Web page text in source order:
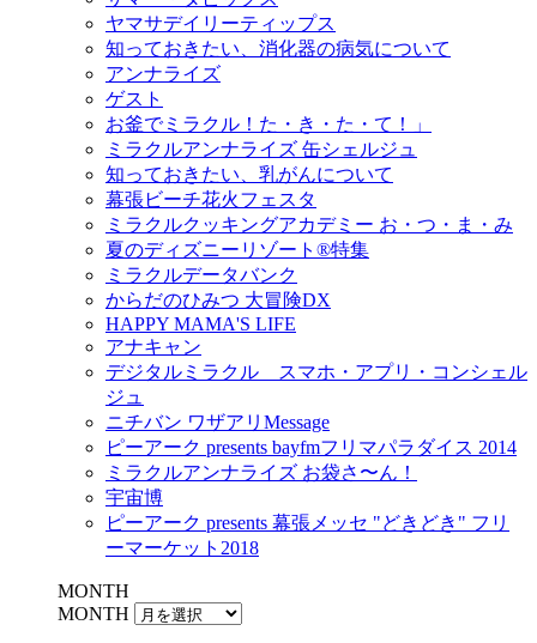
ヤマサデイリーティップス
知っておきたい、消化器の病気について
アンナライズ
ゲスト
お釜でミラクル！た・き・た・て！」
ミラクルアンナライズ 缶シェルジュ
知っておきたい、乳がんについて
幕張ビーチ花火フェスタ
ミラクルクッキングアカデミー お・つ・ま・み
夏のディズニーリゾート®特集
ミラクルデータバンク
からだのひみつ 大冒険DX
HAPPY MAMA'S LIFE
アナキャン
デジタルミラクル スマホ・アプリ・コンシェル
ジュ
ニチバン ワザアリMessage
ピーアーク presents bayfmフリマパラダイス 2014
ミラクルアンナライズ お袋さ〜ん！
宇宙博
ピーアーク presents 幕張メッセ "どきどき" フリ
ーマーケット2018
MONTH
MONTH